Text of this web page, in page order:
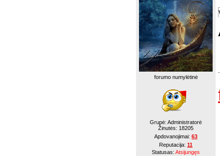
forumo numylėtinė
Grupė: Administratorė
Žinutės: 18205
Apdovanojimai: 63
Reputacija: 11
Statusas: Atsijungęs